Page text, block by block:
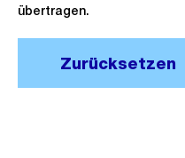
übertragen.
Zurücksetzen